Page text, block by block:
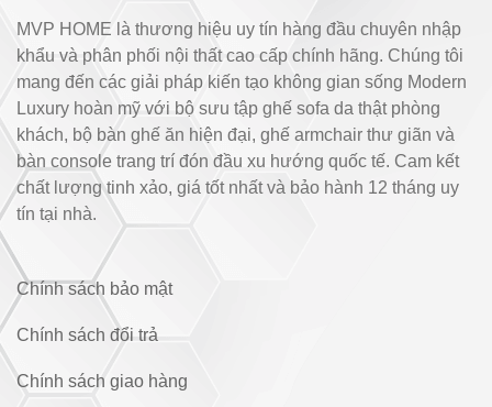
MVP HOME là thương hiệu uy tín hàng đầu chuyên nhập
khẩu và phân phối nội thất cao cấp chính hãng. Chúng tôi
mang đến các giải pháp kiến tạo không gian sống Modern
Luxury hoàn mỹ với bộ sưu tập ghế sofa da thật phòng
khách, bộ bàn ghế ăn hiện đại, ghế armchair thư giãn và
bàn console trang trí đón đầu xu hướng quốc tế. Cam kết
chất lượng tinh xảo, giá tốt nhất và bảo hành 12 tháng uy
tín tại nhà.
Chính sách bảo mật
Chính sách đổi trả
Chính sách giao hàng